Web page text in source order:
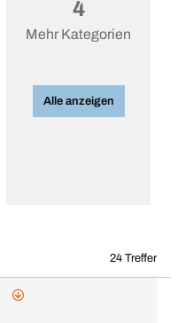
4
Mehr Kategorien
Alle anzeigen
24 Treffer